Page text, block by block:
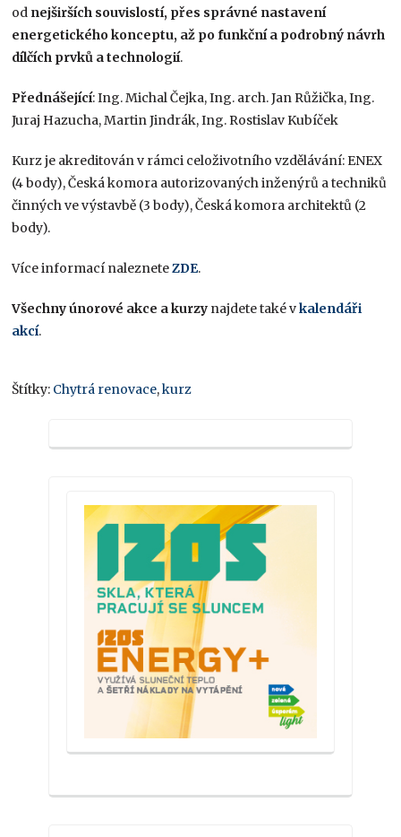
od nejširších souvislostí, přes správné nastavení
energetického konceptu, až po funkční a podrobný návrh
dílčích prvků a technologií.
Přednášející: Ing. Michal Čejka, Ing. arch. Jan Růžička, Ing.
Juraj Hazucha, Martin Jindrák, Ing. Rostislav Kubíček
Kurz je akreditován v rámci celoživotního vzdělávání: ENEX
(4 body), Česká komora autorizovaných inženýrů a techniků
činných ve výstavbě (3 body), Česká komora architektů (2
body).
Více informací nalezneteZDE.
Všechny únorové akce a kurzy najdete také vkalendáři
akcí.
Štítky: Chytrá renovace,kurz